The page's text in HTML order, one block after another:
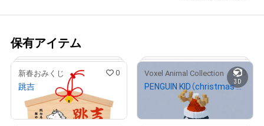
保有アイテム
新春おみくじ 0
跳吉
1,000
3D
Voxel Animal Collection 0
PENGUIN KID（christmas style）